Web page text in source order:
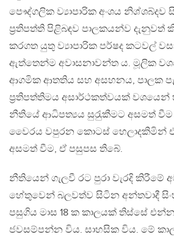
පෞද්ගලික ව්‍යාපාරික අංශය නිශ්ශබ්දව
ප‍්‍රතිපත්ති පිළිබඳව පාලකයන්ව දැනුවත්
කරගත යුතු ව්‍යාපාරික පර්ෂද කටවල්
ඇත්තෙන්ම අවාසනාවන්ත ය. මූලික
ආගමික ආතතිය සහ අසහනය, පාලක
ප‍්‍රතිපත්තිමය අසාර්ථකත්වයක් වශයෙන්
නීතියේ ආධිපත්‍යය සුරැුකීමට අසමත්
වෛරය වපුරන කොටස් හෙලාදකිමින්
අසමත් වීම, ඒ පසුපස තිබේ.
නීතියෙන් ගැලවී රට පුරා වැරදි කිරීමේ
හේතුවෙන් බලවත්ව සිටින අන්තවාදී
පසුගිය මාස 18 ක කාලයක් තිස්සේ
ජවසම්පන්න විය. සාහසික විය. මේ